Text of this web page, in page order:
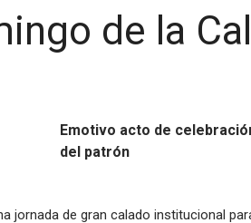
de la
Emotivo acto de
del patrón
jornada de gran calado institucional